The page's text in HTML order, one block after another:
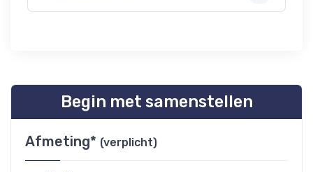
Begin met samenstellen
Afmeting* (verplicht)